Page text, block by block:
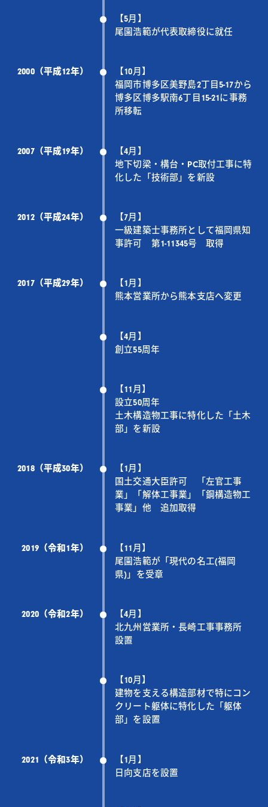
【5月】
尾園浩範が代表取締役に就任
2000（平成12年）
【10月】
福岡市博多区美野島2丁目5-17から
博多区博多駅南6丁目15-21に事務
所移転
2007（平成19年）
【4月】
地下切梁・構台・PC取付工事に特
化した「技術部」を新設
2012（平成24年）
【7月】
一級建築士事務所として福岡県知
事許可 第1-11345号 取得
2017（平成29年）
【1月】
熊本営業所から熊本支店へ変更
【4月】
創立55周年
【11月】
設立50周年
土木構造物工事に特化した「土木
部」を新設
2018（平成30年）
【1月】
国土交通大臣許可 「左官工事
業」「解体工事業」「鋼構造物工
事業」他 追加取得
2019（令和1年）
【11月】
尾園浩範が「現代の名工(福岡
県)」を受章
2020（令和2年）
【4月】
北九州営業所・長崎工事事務所
設置
【10月】
建物を支える構造部材で特にコン
クリート躯体に特化した「躯体
部」を設置
2021（令和3年）
【1月】
日向支店を設置